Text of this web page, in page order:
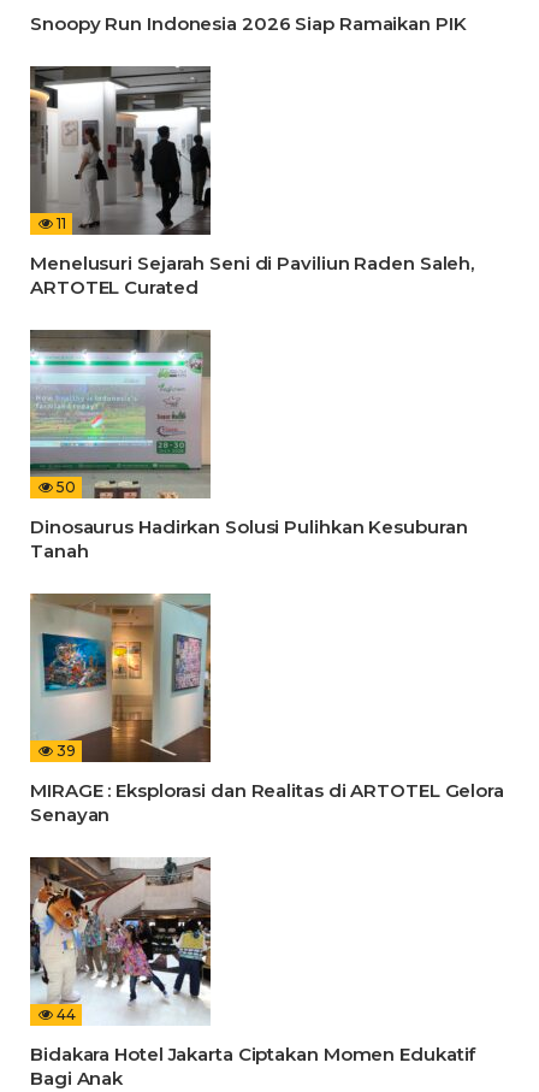
Snoopy Run Indonesia 2026 Siap Ramaikan PIK
11
Menelusuri Sejarah Seni di Paviliun Raden Saleh,
ARTOTEL Curated
50
Dinosaurus Hadirkan Solusi Pulihkan Kesuburan
Tanah
39
MIRAGE : Eksplorasi dan Realitas di ARTOTEL Gelora
Senayan
44
Bidakara Hotel Jakarta Ciptakan Momen Edukatif
Bagi Anak